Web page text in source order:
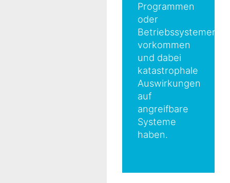
Programmen
oder
Betriebssystemen
vorkommen
und dabei
katastrophale
Auswirkungen
auf
angreifbare
Systeme
haben.